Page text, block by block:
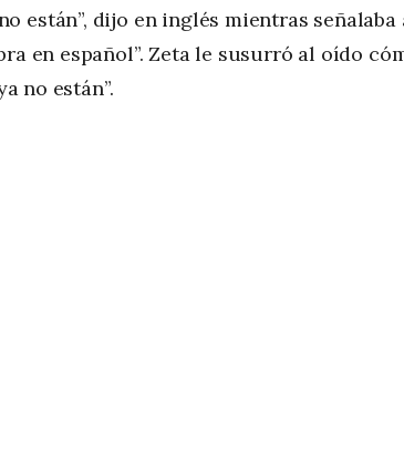
están”, dijo en inglés mientras señalaba
en español”. Zeta le susurró al oído
no están”.